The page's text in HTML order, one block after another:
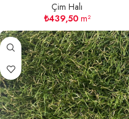
Çim Halı
₺439,50m²